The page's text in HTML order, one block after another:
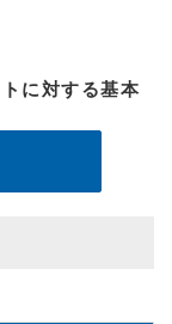
に対する基本